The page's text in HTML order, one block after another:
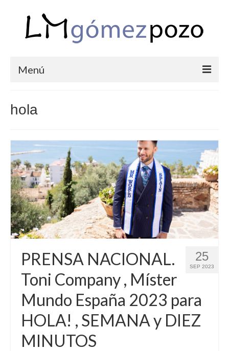
Menú
COMUNIONES
CORPORATIVAS
SEMANA SANTA
BLOG
SOBRE LM
hola
25
SEP 2023
PRENSA NACIONAL.
Toni Company , Míster
Mundo España 2023 para
HOLA! , SEMANA y DIEZ
MINUTOS